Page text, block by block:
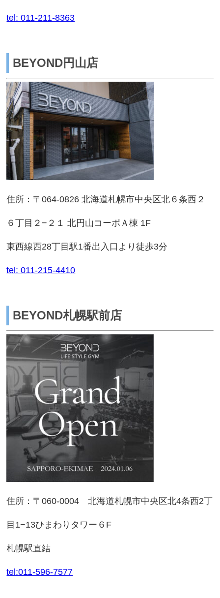
tel: 011-211-8363
BEYOND円山店
住所：〒064-0826 北海道札幌市中央区北６条西２
６丁目２−２１ 北円山コーポＡ棟 1F
東西線西28丁目駅1番出入口より徒歩3分
tel: 011-215-4410
BEYOND札幌駅前店
住所：〒060-0004 北海道札幌市中央区北4条西2丁
目1−13ひまわりタワー６F
札幌駅直結
tel:011-596-7577